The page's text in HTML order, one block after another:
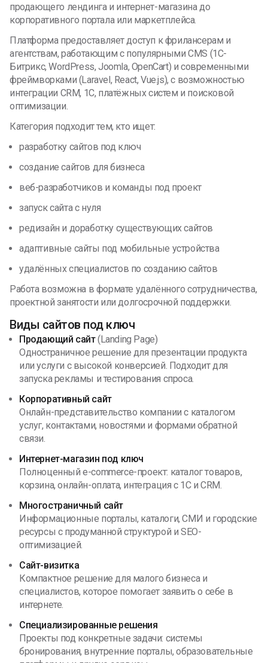
продающего лендинга и интернет-магазина до
корпоративного портала или маркетплейса.
Платформа предоставляет доступ к фрилансерам и
агентствам, работающим с популярными CMS (1С-
Битрикс, WordPress, Joomla, OpenCart) и современными
фреймворками (Laravel, React, Vue.js), с возможностью
интеграции CRM, 1С, платёжных систем и поисковой
оптимизации.
Категория подходит тем, кто ищет:
разработку сайтов под ключ
создание сайтов для бизнеса
веб-разработчиков и команды под проект
запуск сайта с нуля
редизайн и доработку существующих сайтов
адаптивные сайты под мобильные устройства
удалённых специалистов по созданию сайтов
Работа возможна в формате удалённого сотрудничества,
проектной занятости или долгосрочной поддержки.
Виды сайтов под ключ
Продающий сайт(Landing Page)
Одностраничное решение для презентации продукта
или услуги с высокой конверсией. Подходит для
запуска рекламы и тестирования спроса.
Корпоративный сайт
Онлайн-представительство компании с каталогом
услуг, контактами, новостями и формами обратной
связи.
Интернет-магазин под ключ
Полноценный e-commerce-проект: каталог товаров,
корзина, онлайн-оплата, интеграция с 1С и CRM.
Многостраничный сайт
Информационные порталы, каталоги, СМИ и городские
ресурсы с продуманной структурой и SEO-
оптимизацией.
Сайт-визитка
Компактное решение для малого бизнеса и
специалистов, которое помогает заявить о себе в
интернете.
Специализированные решения
Проекты под конкретные задачи: системы
бронирования, внутренние порталы, образовательные